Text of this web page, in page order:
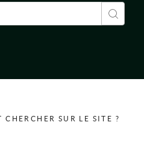
CHERCHER SUR LE SITE ?